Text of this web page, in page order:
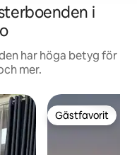
i
har höga betyg för
mer.
Gästfavorit
Gästfavorit